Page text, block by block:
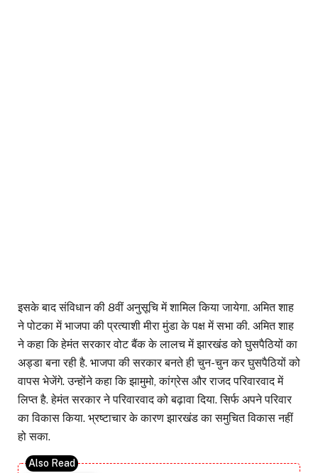
इसके बाद संविधान की 8वीं अनुसूचि में शामिल किया जायेगा. अमित शाह
ने पोटका में भाजपा की प्रत्याशी मीरा मुंडा के पक्ष में सभा की. अमित शाह
ने कहा कि हेमंत सरकार वोट बैंक के लालच में झारखंड को घुसपैठियों का
अड्डा बना रही है. भाजपा की सरकार बनते ही चुन-चुन कर घुसपैठियों को
वापस भेजेंगे. उन्होंने कहा कि झामुमो, कांग्रेस और राजद परिवारवाद में
लिप्त है. हेमंत सरकार ने परिवारवाद को बढ़ावा दिया. सिर्फ अपने परिवार
का विकास किया. भ्रष्टाचार के कारण झारखंड का समुचित विकास नहीं
हो सका.